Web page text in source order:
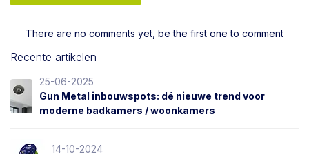
There are no comments yet, be the first one to comment
Recente artikelen
25-06-2025
Gun Metal inbouwspots: dé nieuwe trend voor
moderne badkamers / woonkamers
14-10-2024